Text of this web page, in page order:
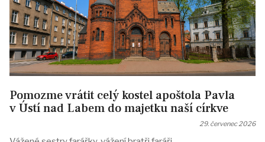
Pomozme vrátit celý kostel apoštola Pavla
v Ústí nad Labem do majetku naší církve
29. červenec 2026